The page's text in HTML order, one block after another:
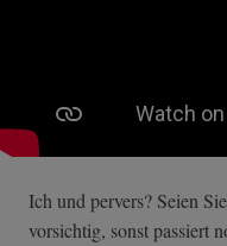
Ich und pervers? Seien
vorsichtig, sonst passiert